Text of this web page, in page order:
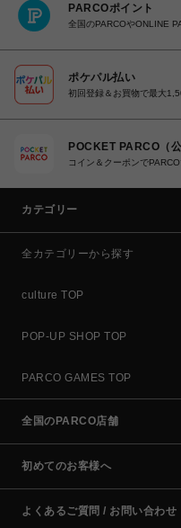
PARCOポイント
全国のPARCOやONLINE
ポケパル払い
初回登録＆お買物で最大
POCKET PARCO（公
コイン＆クーポンで
カテゴリー
全カテゴリーから探す
culture TOP
POP-UP SHOP TOP
PARCO GAMES TOP
全国のPARCO店舗
初めてのお客様へ
よくあるご質問 / お問い合わせ